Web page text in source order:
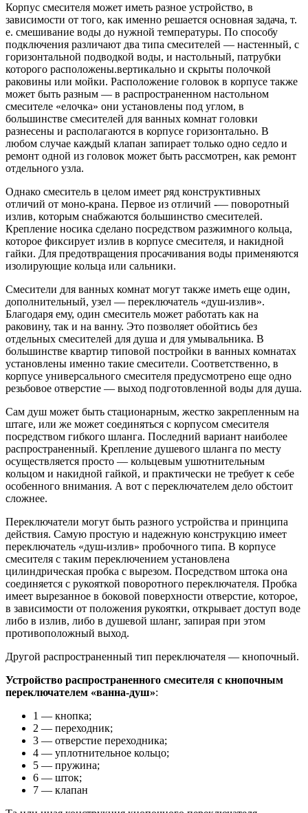
Корпус смесителя может иметь разное устройство, в
зависимости от того, как именно решается основная задача, т.
е. смешивание воды до нужной температуры. По способу
подключения различают два типа смесителей — настенный, с
горизонтальной подводкой воды, и настольный, патрубки
которого расположены.вертикально и скрыты полочкой
раковины или мойки. Расположение головок в корпусе также
может быть разным — в распространенном настольном
смесителе «елочка» они установлены под углом, в
большинстве смесителей для ванных комнат головки
разнесены и располагаются в корпусе горизонтально. В
любом случае каждый клапан запирает только одно седло и
ремонт одной из головок может быть рассмотрен, как ремонт
отдельного узла.
Однако смеситель в целом имеет ряд конструктивных
отличий от моно-крана. Первое из отличий -— поворотный
излив, которым снабжаются большинство смесителей.
Крепление носика сделано посредством разжимного кольца,
которое фиксирует излив в корпусе смесителя, и накидной
гайки. Для предотвращения просачивания воды применяются
изолирующие кольца или сальники.
Смесители для ванных комнат могут также иметь еще один,
дополнительный, узел — переключатель «душ-излив».
Благодаря ему, один смеситель может работать как на
раковину, так и на ванну. Это позволяет обойтись без
отдельных смесителей для душа и для умывальника. В
большинстве квартир типовой постройки в ванных комнатах
установлены именно такие смесители. Соответственно, в
корпусе универсального смесителя предусмотрено еще одно
резьбовое отверстие — выход подготовленной воды для душа.
Сам душ может быть стационарным, жестко закрепленным на
штаге, или же может соединяться с корпусом смесителя
посредством гибкого шланга. Последний вариант наиболее
распространенный. Крепление душевого шланга по месту
осуществляется просто — кольцевым ушютнительным
кольцом и накидной гайкой, и практически не требует к себе
особенного внимания. А вот с переключателем дело обстоит
сложнее.
Переключатели могут быть разного устройства и принципа
действия. Самую простую и надежную конструкцию имеет
переключатель «душ-излив» пробочного типа. В корпусе
смесителя с таким переключением установлена
цилиндрическая пробка с вырезом. Посредством штока она
соединяется с рукояткой поворотного переключателя. Пробка
имеет вырезанное в боковой поверхности отверстие, которое,
в зависимости от положения рукоятки, открывает доступ воде
либо в излив, либо в душевой шланг, запирая при этом
противоположный выход.
Другой распространенный тип переключателя — кнопочный.
Устройство распространенного смесителя с кнопочным
переключателем «ванна-душ»:
1 — кнопка;
2 — переходник;
3 — отверстие переходника;
4 — уплотнительное кольцо;
5 — пружина;
6 — шток;
7 — клапан